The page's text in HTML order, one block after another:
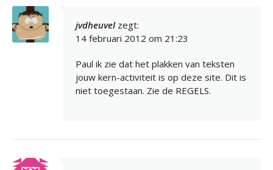
jvdheuvel zegt:
14 februari 2012 om 21:23
Paul ik zie dat het plakken van teksten
jouw kern-activiteit is op deze site. Dit is
niet toegestaan. Zie de REGELS.